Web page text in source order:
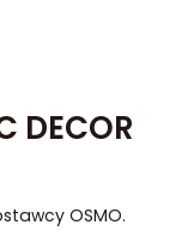
DECOR
OSMO.